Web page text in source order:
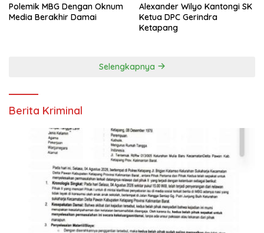
Polemik MBG Dengan Oknum
Media Berakhir Damai
Alexander Wilyo Kantongi SK
Ketua DPC Gerindra
Ketapang
Selengkapnya
Berita Kriminal